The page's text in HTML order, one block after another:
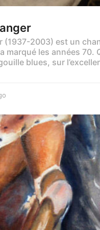
(1937-2003) est un
marqué les années 70.
blues, sur
n
a
g
o